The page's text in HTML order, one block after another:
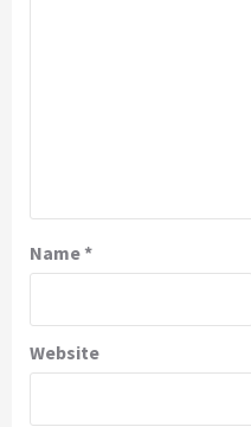
Name*
Website